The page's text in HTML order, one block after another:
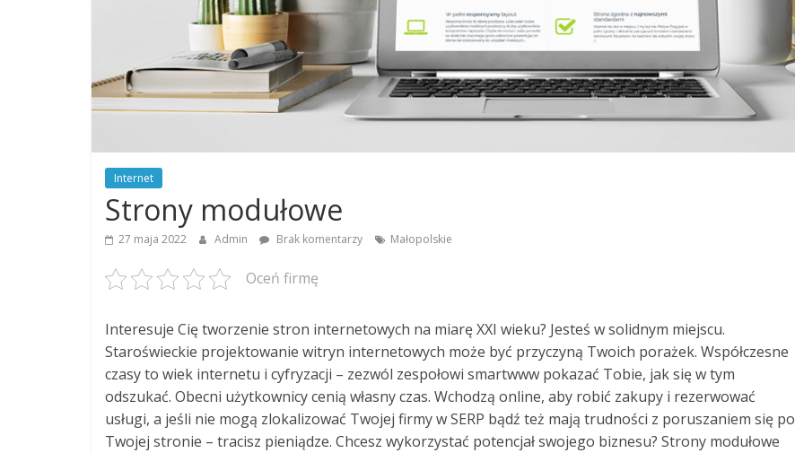
Internet
Strony modułowe
27 maja 2022 Admin Brak komentarzy Małopolskie
Oceń firmę
Interesuje Cię tworzenie stron internetowych na miarę XXI wieku? Jesteś w solidnym miejscu.
Staroświeckie projektowanie witryn internetowych może być przyczyną Twoich porażek. Współczesne
czasy to wiek internetu i cyfryzacji – zezwól zespołowi smartwww pokazać Tobie, jak się w tym
odszukać. Obecni użytkownicy cenią własny czas. Wchodzą online, aby robić zakupy i rezerwować
usługi, a jeśli nie mogą zlokalizować Twojej firmy w SERP bądź też mają trudności z poruszaniem się po
Twojej stronie – tracisz pieniądze. Chcesz wykorzystać potencjał swojego biznesu? Strony modułowe